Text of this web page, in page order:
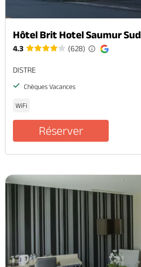
Hôtel Brit Hotel Saumur Sud
4.3 (628)
DISTRE
Chèques Vacances
WiFi
Réserver